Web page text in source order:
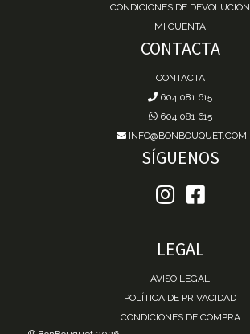
CONDICIONES DE DEVOLUCIÓN
MI CUENTA
CONTACTA
CONTACTA
604 081 615
604 081 615
INFO@BONBOUQUET.COM
SÍGUENOS
LEGAL
AVISO LEGAL
POLÍTICA DE PRIVACIDAD
CONDICIONES DE COMPRA